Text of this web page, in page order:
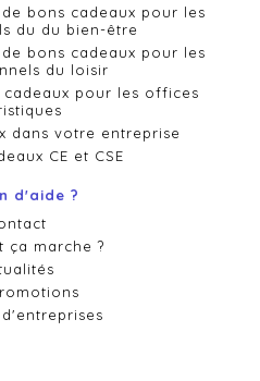
bons cadeaux pour les
du du bien-être
bons cadeaux pour les
du loisir
pour les offices
dans votre entreprise
CE et CSE
d'aide ?
ça marche ?